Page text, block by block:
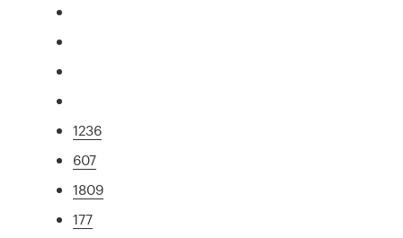
1236
607
1809
177